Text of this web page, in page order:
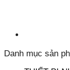
Danh mục sản